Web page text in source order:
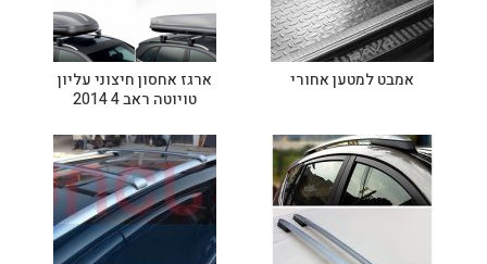
אמבט למטען אחורי
ארגז אחסון חיצוני עליון
טויוטה ראב 4 2014